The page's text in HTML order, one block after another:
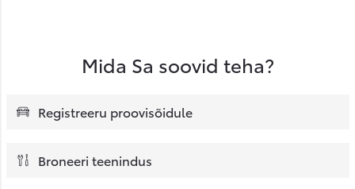
Mida Sa soovid teha?
Registreeru proovisõidule
Broneeri teenindus